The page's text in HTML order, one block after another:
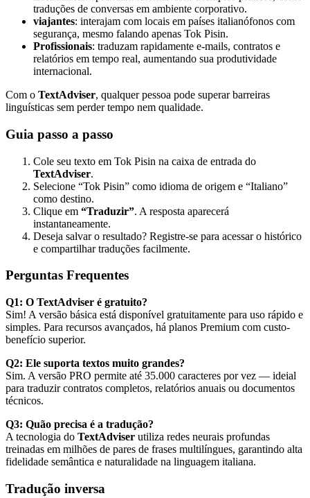
traduções de conversas em ambiente corporativo.
viajantes: interajam com locais em países italianófonos com
segurança, mesmo falando apenas Tok Pisin.
Profissionais: traduzam rapidamente e-mails, contratos e
relatórios em tempo real, aumentando sua produtividade
internacional.
Com o TextAdviser, qualquer pessoa pode superar barreiras
linguísticas sem perder tempo nem qualidade.
Guia passo a passo
Cole seu texto em Tok Pisin na caixa de entrada do
TextAdviser.
Selecione “Tok Pisin” como idioma de origem e “Italiano”
como destino.
Clique em “Traduzir”. A resposta aparecerá
instantaneamente.
Deseja salvar o resultado? Registre-se para acessar o histórico
e compartilhar traduções facilmente.
Perguntas Frequentes
Q1: O TextAdviser é gratuito?
Sim! A versão básica está disponível gratuitamente para uso rápido e
simples. Para recursos avançados, há planos Premium com custo-
benefício superior.
Q2: Ele suporta textos muito grandes?
Sim. A versão PRO permite até 35.000 caracteres por vez — ideial
para traduzir contratos completos, relatórios anuais ou documentos
técnicos.
Q3: Quão precisa é a tradução?
A tecnologia do TextAdviser utiliza redes neurais profundas
treinadas em milhões de pares de frases multilíngues, garantindo alta
fidelidade semântica e naturalidade na linguagem italiana.
Tradução inversa